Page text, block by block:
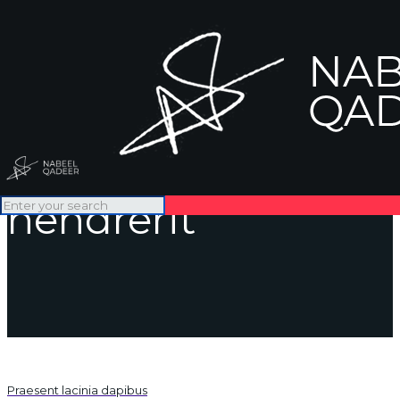
Vestibulum laoreet
hendrerit
Praesent lacinia dapibus